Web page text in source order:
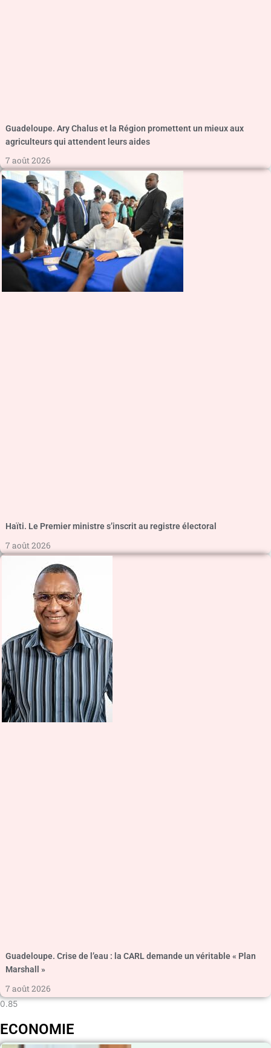
Guadeloupe. Ary Chalus et la Région promettent un mieux aux
agriculteurs qui attendent leurs aides
7 août 2026
Haïti. Le Premier ministre s’inscrit au registre électoral
7 août 2026
Guadeloupe. Crise de l’eau : la CARL demande un véritable « Plan
Marshall »
7 août 2026
ECONOMIE